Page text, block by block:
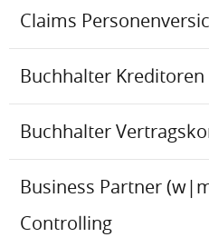
Claims
Buchhalter
Buchhalter
Business Partner
Controlling